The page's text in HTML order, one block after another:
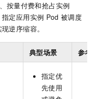
按量付费和抢占实例
定应用实例 Pod 被调度
逆序缩容。
典型场景 参考
指定优
先使用